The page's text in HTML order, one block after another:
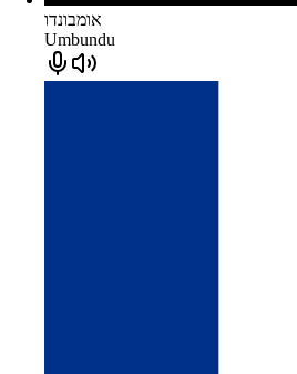
אומבונדו
Umbundu